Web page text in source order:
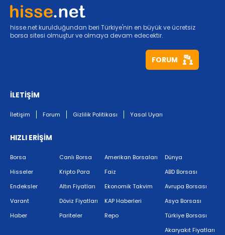
hisse.net kurulduğundan beri Türkiye'nin en büyük ve ücretsiz
borsa sitesi olmuştur ve olmaya devam edecektir.
FORUM
İLETİŞİM
İletişim Forum Gizlilik Politikası Yasal Uyarı
HIZLI ERİŞİM
Borsa
Hisseler
Endeksler
Varant
Haber
Canlı Borsa
Kripto Para
Altın Fiyatları
Döviz Fiyatları
Pariteler
Amerikan Borsaları
Faiz
Ekonomik Takvim
KAP Haberleri
Repo
Dünya
ABD Borsası
Avrupa Borsası
Asya Borsası
Türkiye Borsası
Akaryakıt Fiyatları